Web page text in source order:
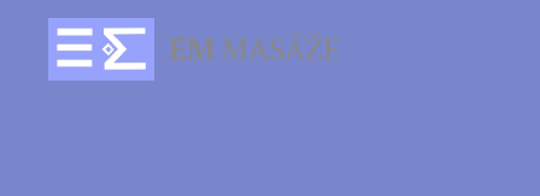
EM MASÁŽE